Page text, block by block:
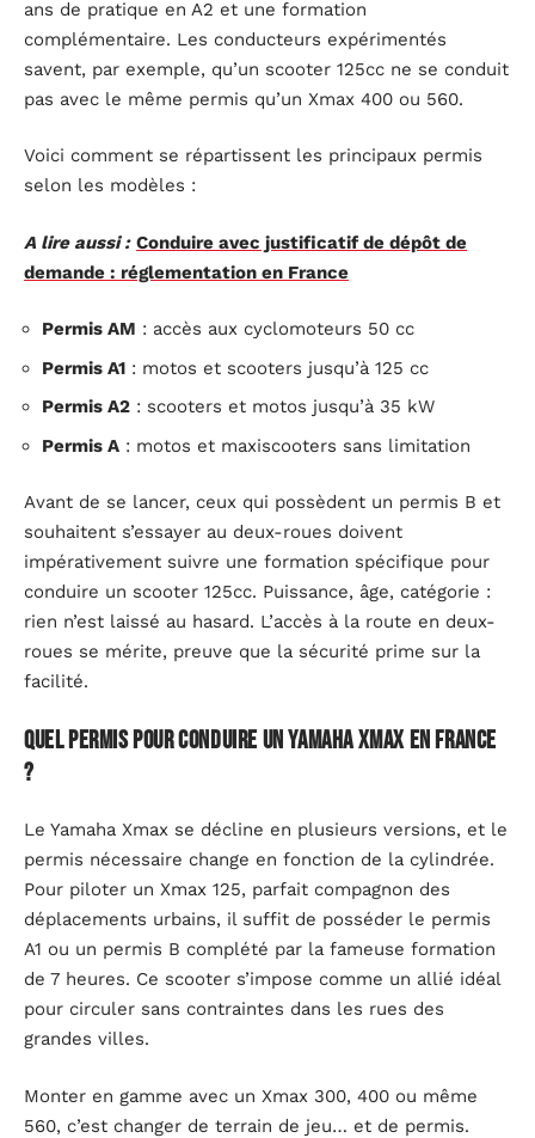
ans de pratique en A2 et une formation
complémentaire. Les conducteurs expérimentés
savent, par exemple, qu’un scooter 125cc ne se conduit
pas avec le même permis qu’un Xmax 400 ou 560.
Voici comment se répartissent les principaux permis
selon les modèles :
A lire aussi : Conduire avec justificatif de dépôt de
demande : réglementation en France
Permis AM : accès aux cyclomoteurs 50 cc
Permis A1 : motos et scooters jusqu’à 125 cc
Permis A2 : scooters et motos jusqu’à 35 kW
Permis A : motos et maxiscooters sans limitation
Avant de se lancer, ceux qui possèdent un permis B et
souhaitent s’essayer au deux-roues doivent
impérativement suivre une formation spécifique pour
conduire un scooter 125cc. Puissance, âge, catégorie :
rien n’est laissé au hasard. L’accès à la route en deux-
roues se mérite, preuve que la sécurité prime sur la
facilité.
Quel permis pour conduire un Yamaha Xmax en France
?
Le Yamaha Xmax se décline en plusieurs versions, et le
permis nécessaire change en fonction de la cylindrée.
Pour piloter un Xmax 125, parfait compagnon des
déplacements urbains, il suffit de posséder le permis
A1 ou un permis B complété par la fameuse formation
de 7 heures. Ce scooter s’impose comme un allié idéal
pour circuler sans contraintes dans les rues des
grandes villes.
Monter en gamme avec un Xmax 300, 400 ou même
560, c’est changer de terrain de jeu… et de permis.